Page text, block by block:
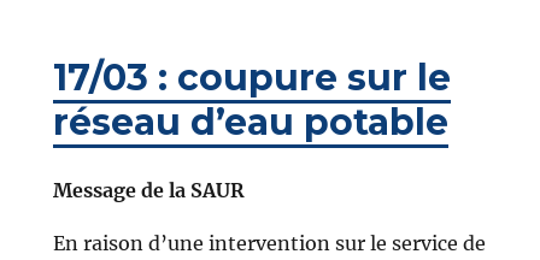
17/03 : coupure sur le
réseau d’eau potable
Message de la SAUR
En raison d’une intervention sur le service de